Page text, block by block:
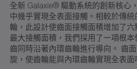
全新 Galaxie® 驅動系統的創新核心
中幾乎實現全表面接觸。相較於傳
輪，此設計使齒面接觸面積增加了
最大接觸面積，我們採用了一項根
齒同時沿著內環齒輪進行導向。 齒
旋，使齒輪能與內環齒輪實現全表面